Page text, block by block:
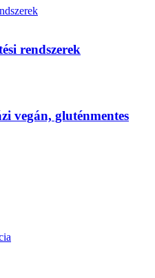
rendszerek
vegán, gluténmentes